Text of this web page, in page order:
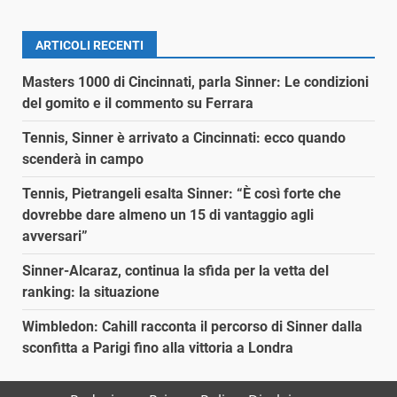
ARTICOLI RECENTI
Masters 1000 di Cincinnati, parla Sinner: Le condizioni
del gomito e il commento su Ferrara
Tennis, Sinner è arrivato a Cincinnati: ecco quando
scenderà in campo
Tennis, Pietrangeli esalta Sinner: “È così forte che
dovrebbe dare almeno un 15 di vantaggio agli
avversari”
Sinner-Alcaraz, continua la sfida per la vetta del
ranking: la situazione
Wimbledon: Cahill racconta il percorso di Sinner dalla
sconfitta a Parigi fino alla vittoria a Londra